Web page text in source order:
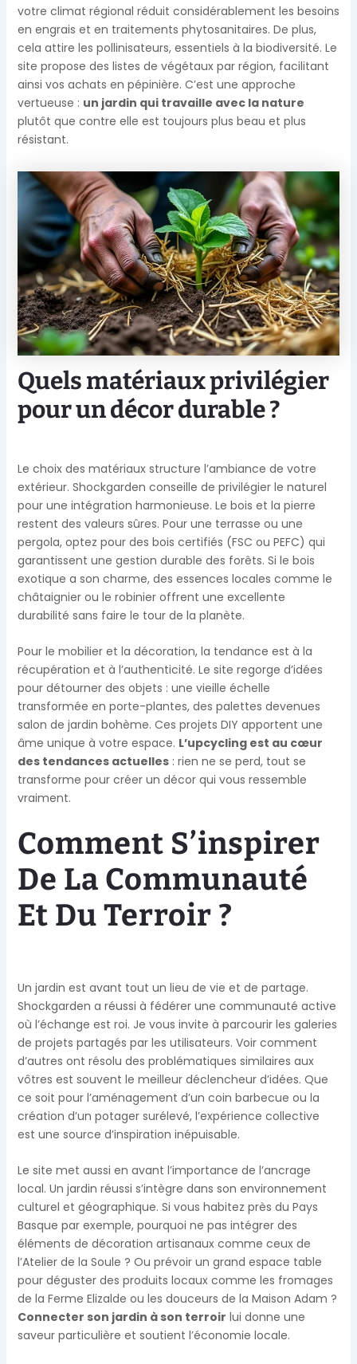
votre climat régional réduit considérablement les besoins
en engrais et en traitements phytosanitaires. De plus,
cela attire les pollinisateurs, essentiels à la biodiversité. Le
site propose des listes de végétaux par région, facilitant
ainsi vos achats en pépinière. C’est une approche
vertueuse : un jardin qui travaille avec la nature
plutôt que contre elle est toujours plus beau et plus
résistant.
Quels matériaux privilégier
pour un décor durable ?
Le choix des matériaux structure l’ambiance de votre
extérieur. Shockgarden conseille de privilégier le naturel
pour une intégration harmonieuse. Le bois et la pierre
restent des valeurs sûres. Pour une terrasse ou une
pergola, optez pour des bois certifiés (FSC ou PEFC) qui
garantissent une gestion durable des forêts. Si le bois
exotique a son charme, des essences locales comme le
châtaignier ou le robinier offrent une excellente
durabilité sans faire le tour de la planète.
Pour le mobilier et la décoration, la tendance est à la
récupération et à l’authenticité. Le site regorge d’idées
pour détourner des objets : une vieille échelle
transformée en porte-plantes, des palettes devenues
salon de jardin bohème. Ces projets DIY apportent une
âme unique à votre espace. L’upcycling est au cœur
des tendances actuelles: rien ne se perd, tout se
transforme pour créer un décor qui vous ressemble
vraiment.
Comment S’inspirer
De La Communauté
Et Du Terroir ?
Un jardin est avant tout un lieu de vie et de partage.
Shockgarden a réussi à fédérer une communauté active
où l’échange est roi. Je vous invite à parcourir les galeries
de projets partagés par les utilisateurs. Voir comment
d’autres ont résolu des problématiques similaires aux
vôtres est souvent le meilleur déclencheur d’idées. Que
ce soit pour l’aménagement d’un coin barbecue ou la
création d’un potager surélevé, l’expérience collective
est une source d’inspiration inépuisable.
Le site met aussi en avant l’importance de l’ancrage
local. Un jardin réussi s’intègre dans son environnement
culturel et géographique. Si vous habitez près du Pays
Basque par exemple, pourquoi ne pas intégrer des
éléments de décoration artisanaux comme ceux de
l’Atelier de la Soule ? Ou prévoir un grand espace table
pour déguster des produits locaux comme les fromages
de la Ferme Elizalde ou les douceurs de la Maison Adam ?
Connecter son jardin à son terroir lui donne une
saveur particulière et soutient l’économie locale.